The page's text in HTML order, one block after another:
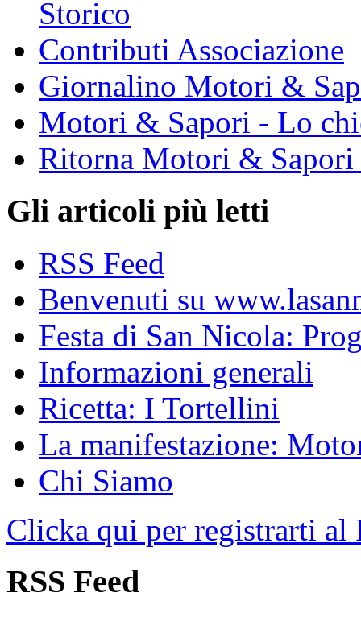
Storico
Contributi Associazione
Giornalino Motori &
Motori & Sapori - Lo
Ritorna Motori & Sapori
Gli articoli più letti
RSS Feed
Benvenuti su
Festa di San Nicola:
Informazioni generali
Ricetta: I Tortellini
La manifestazione:
Chi Siamo
Clicka qui per registrarti al
RSS Feed